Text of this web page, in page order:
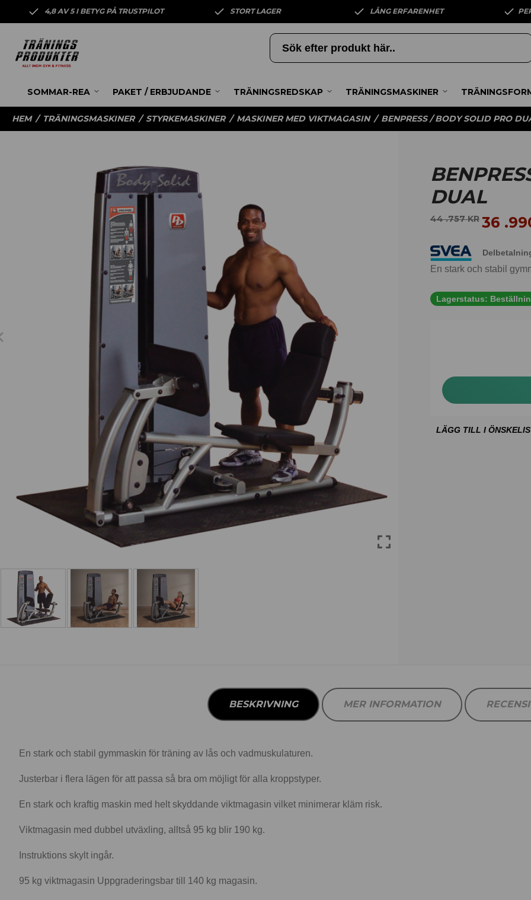
4,8 AV 5 I BETYG PÅ TRUSTPILOT STORT LAGER LÅNG ERFARENHET
SOMMAR-REA PAKET / ERBJUDANDE TRÄNINGSREDSKAP TRÄNINGSMASKINER
HEM / TRÄNINGSMASKINER / STYRKEMASKINER / MASKINER MED VIKTMAGASIN / BENPRESS / BODY SOLID PRO
DUAL
44 .757KR 36
En stark och stabil
Lagerstatus:
BESKRIVNING MER INFORMATION
En stark och stabil gymmaskin för träning av lås och vadmuskulaturen.
Justerbar i flera lägen för att passa så bra om möjligt för alla kroppstyper.
En stark och kraftig maskin med helt skyddande viktmagasin vilket minimerar kläm risk.
Viktmagasin med dubbel utväxling, alltså 95 kg blir 190 kg.
Instruktions skylt ingår.
95 kg viktmagasin Uppgraderingsbar till 140 kg magasin.